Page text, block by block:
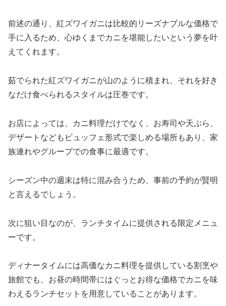
前述の通り、紅ズワイガニは比較的リーズナブルな価格で
手に入るため、心ゆくまでカニを堪能したいという夢を叶
えてくれます。
茹でられた紅ズワイガニが山のように積まれ、それを好き
なだけ食べられるスタイルは圧巻です。
お店によっては、カニ料理だけでなく、お寿司や天ぷら、
デザートなどもビュッフェ形式で楽しめる場所もあり、家
族連れやグループでの食事に最適です。
シーズン中の週末は特に混み合うため、事前の予約が賢明
と言えるでしょう。
次に狙い目なのが、ランチタイムに提供される限定メニュ
ーです。
ディナータイムには高価なカニ料理を提供している割烹や
旅館でも、お昼の時間帯にはぐっとお得な価格でカニを味
わえるランチセットを用意していることがあります。